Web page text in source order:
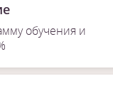
обучения и